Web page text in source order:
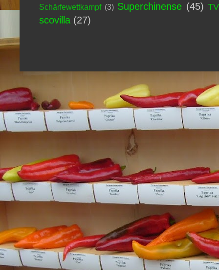
Schärfewettkampf (3) Superchinense (45) TV
scovilla (27)